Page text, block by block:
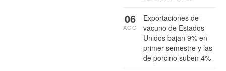
Exportaciones de
vacuno de Estados
Unidos bajan 9% en
primer semestre y las
de porcino suben 4%
06
AGO